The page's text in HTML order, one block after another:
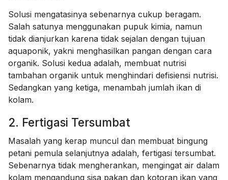
Solusi mengatasinya sebenarnya cukup beragam.
Salah satunya menggunakan pupuk kimia, namun
tidak dianjurkan karena tidak sejalan dengan tujuan
aquaponik, yakni menghasilkan pangan dengan cara
organik. Solusi kedua adalah, membuat nutrisi
tambahan organik untuk menghindari defisiensi nutrisi.
Sedangkan yang ketiga, menambah jumlah ikan di
kolam.
2. Fertigasi Tersumbat
Masalah yang kerap muncul dan membuat bingung
petani pemula selanjutnya adalah, fertigasi tersumbat.
Sebenarnya tidak mengherankan, mengingat air dalam
kolam mengandung sisa pakan dan kotoran ikan yang